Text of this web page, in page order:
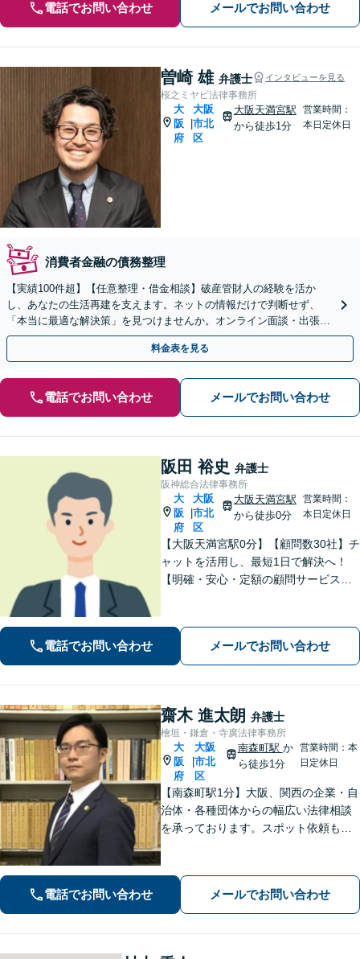
電話でお問い合わせ メールでお問い合わせ
曽崎 雄 弁護士 インタビューを見る
桜之ミヤビ法律事務所
大
阪
府
大阪
市北
区
大阪天満宮駅
から徒歩1分
営業時間：
本日定休日
消費者金融の債務整理
【実績100件超】【任意整理・借金相談】破産管財人の経験を活か
し、あなたの生活再建を支えます。ネットの情報だけで判断せず、
「本当に最適な解決策」を見つけませんか。オンライン面談・出張対
応も柔軟。一人で悩まず、まずは声をお聞かせください。
料金表を見る
電話でお問い合わせ メールでお問い合わせ
阪田 裕史 弁護士
阪神総合法律事務所
大
阪
府
大阪
市北
区
大阪天満宮駅
から徒歩0分
営業時間：
本日定休日
【大阪天満宮駅0分】【顧問数30社】チ
ャットを活用し、最短1日で解決へ！
【明確・安心・定額の顧問サービス】
者さまの負担を減らし、皆さまにとっ
て最善の解決を目指します【休日・夜
間対応】
電話でお問い合わせ メールでお問い合わせ
齋木 進太朗 弁護士
檜垣・鎌倉・寺廣法律事務所
大
阪
府
大阪
市北
区
南森町駅 か
ら徒歩1分
営業時間：本
日定休日
【南森町駅1分】大阪、関西の企業・自
治体・各種団体からの幅広い法律相談
を承っております。スポット依頼も可
心を込めて取り組んでまいります【電
話・WEB面談可】【セカンドオピニオ
ン可】
電話でお問い合わせ メールでお問い合わせ